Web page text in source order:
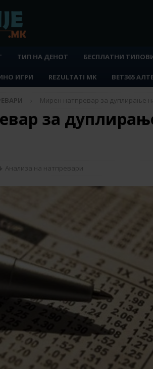
ТИП НА ДЕНОТ БЕСПЛАТНИ
ИГРИ REZULTATI MK BET365
Мирен натпревар за дуплирање
за
Анализа на натпревари